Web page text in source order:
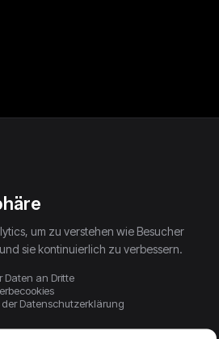
um zu verstehen wie Besucher
sie kontinuierlich zu verbessern.
Daten an Dritte
Datenschutzerklärung